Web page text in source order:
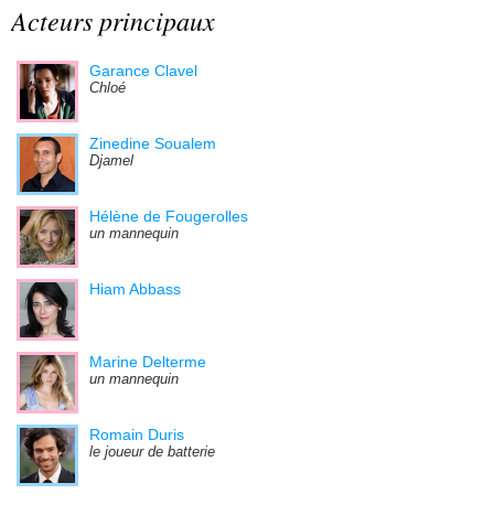
Acteurs principaux
Garance Clavel
Chloé
Zinedine Soualem
Djamel
Hélène de Fougerolles
un mannequin
Hiam Abbass
Marine Delterme
un mannequin
Romain Duris
le joueur de batterie